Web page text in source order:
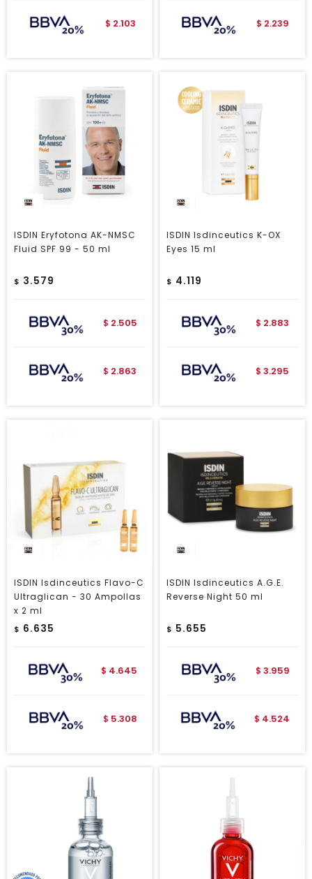
$ 2.103 $ 2.239
ISDIN Eryfotona AK-NMSC
Fluid SPF 99 - 50 ml
$ 3.579
$ 2.505
$ 2.863
ISDIN Isdinceutics K-OX
Eyes 15 ml
$ 4.119
$ 2.883
$ 3.295
ISDIN Isdinceutics Flavo-C
Ultraglican - 30 Ampollas
x 2 ml
$ 6.635
$ 4.645
$ 5.308
ISDIN Isdinceutics A.G.E.
Reverse Night 50 ml
$ 5.655
$ 3.959
$ 4.524